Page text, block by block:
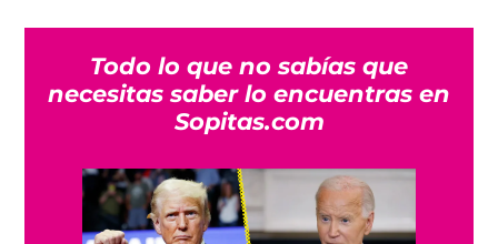
Todo lo que no sabías que
necesitas saber lo encuentras en
Sopitas.com